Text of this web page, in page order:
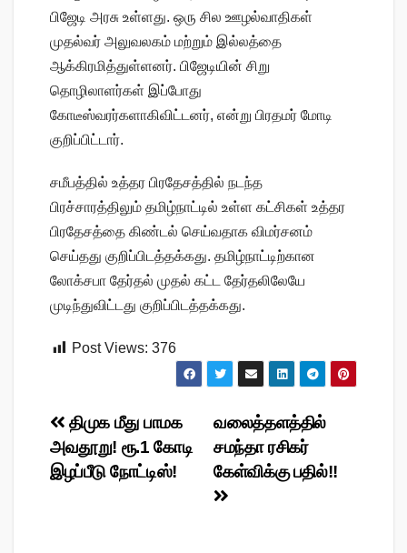
பிஜேடி அரசு உள்ளது. ஒரு சில ஊழல்வாதிகள்
முதல்வர் அலுவலகம் மற்றும் இல்லத்தை
ஆக்கிரமித்துள்ளனர். பிஜேடியின் சிறு
தொழிலாளர்கள் இப்போது
கோடீஸ்வரர்களாகிவிட்டனர், என்று பிரதமர் மோடி
குறிப்பிட்டார்.
சமீபத்தில் உத்தர பிரதேசத்தில் நடந்த
பிரச்சாரத்திலும் தமிழ்நாட்டில் உள்ள கட்சிகள் உத்தர
பிரதேசத்தை கிண்டல் செய்வதாக விமர்சனம்
செய்தது குறிப்பிடத்தக்கது. தமிழ்நாட்டிற்கான
லோக்சபா தேர்தல் முதல் கட்ட தேர்தலிலேயே
முடிந்துவிட்டது குறிப்பிடத்தக்கது.
Post Views: 376
Post
navigation
வலைத்தளத்தில்
சமந்தா ரசிகர்
கேள்விக்கு பதில்!!
திமுக மீது பாமக
அவதூறு! ரூ.1 கோடி
இழப்பீடு நோட்டிஸ்!